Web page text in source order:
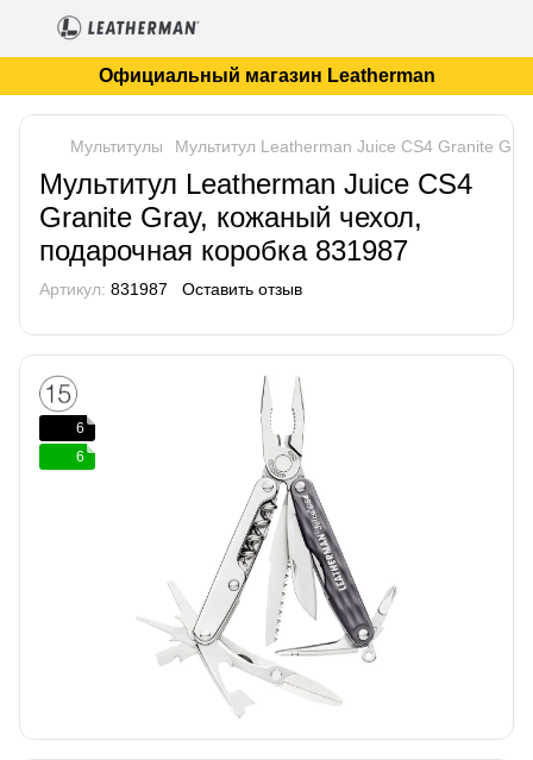
Официальный магазин Leatherman
Мультитулы Мультитул Leatherman Juice CS4 Granite
Мультитул Leatherman Juice CS4
Granite Gray, кожаный чехол,
подарочная коробка 831987
Артикул: 831987 Оставить отзыв
6
6